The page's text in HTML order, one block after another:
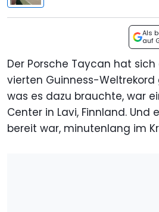
Als
auf
Der Porsche Taycan hat
vierten Guinness-Weltrekord
was es dazu brauchte, war
Center in Lavi, Finnland. Und
bereit war, minutenlang im